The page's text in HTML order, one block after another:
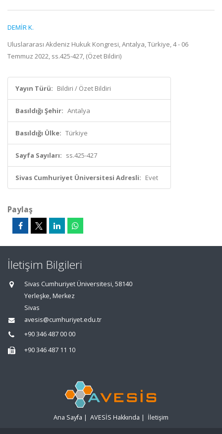
DEMİR K.
Uluslararası Akdeniz Hukuk Kongresi, Antalya, Türkiye, 4 - 06
Temmuz 2022, ss.425-427, (Özet Bildiri)
Yayın Türü: Bildiri / Özet Bildiri
Basıldığı Şehir: Antalya
Basıldığı Ülke: Türkiye
Sayfa Sayıları: ss.425-427
Sivas Cumhuriyet Üniversitesi Adresli: Evet
Paylaş
İletişim Bilgileri
Sivas Cumhuriyet Üniversitesi, 58140
Yerleşke, Merkez
Sivas
avesis@cumhuriyet.edu.tr
+90 346 487 00 00
+90 346 487 11 10
Ana Sayfa | AVESİS Hakkında | İletişim